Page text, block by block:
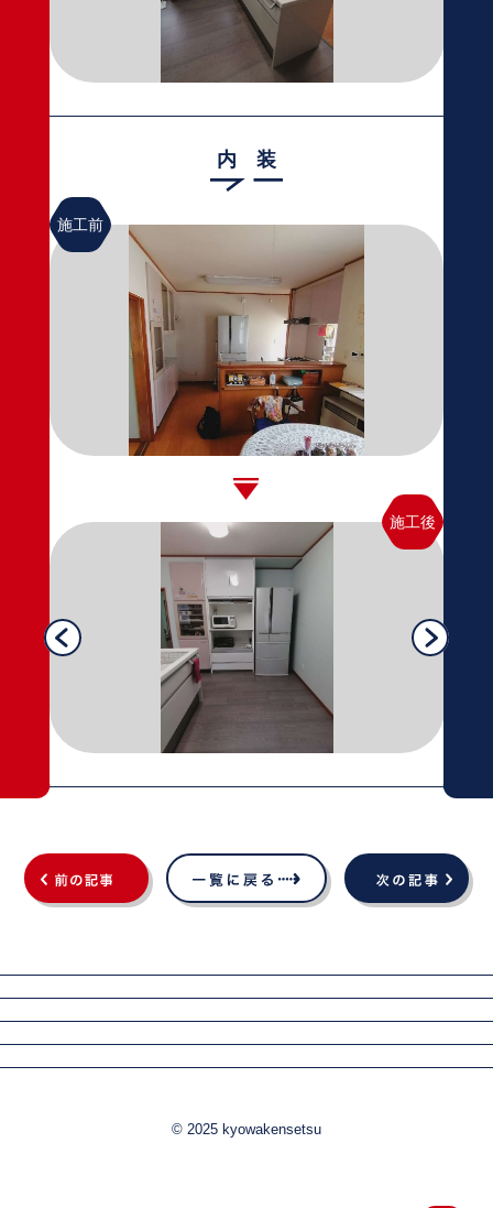
内 装
施工前
施工後
© 2025 kyowakensetsu